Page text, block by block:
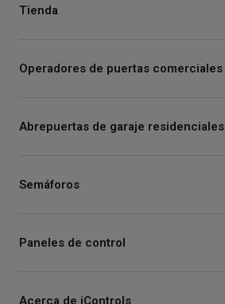
Tienda
Operadores de puertas comerciales
Abrepuertas de garaje residenciales
Semáforos
Paneles de control